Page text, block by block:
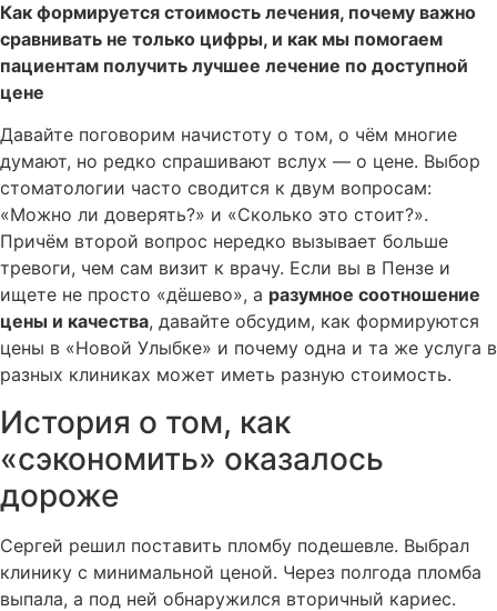
Как формируется стоимость лечения, почему важно
сравнивать не только цифры, и как мы помогаем
пациентам получить лучшее лечение по доступной
цене
Давайте поговорим начистоту о том, о чём многие
думают, но редко спрашивают вслух — о цене. Выбор
стоматологии часто сводится к двум вопросам:
«Можно ли доверять?» и «Сколько это стоит?».
Причём второй вопрос нередко вызывает больше
тревоги, чем сам визит к врачу. Если вы в Пензе и
ищете не просто «дёшево», а разумное соотношение
цены и качества, давайте обсудим, как формируются
цены в «Новой Улыбке» и почему одна и та же услуга в
разных клиниках может иметь разную стоимость.
История о том, как
«сэкономить» оказалось
дороже
Сергей решил поставить пломбу подешевле. Выбрал
клинику с минимальной ценой. Через полгода пломба
выпала, а под ней обнаружился вторичный кариес.